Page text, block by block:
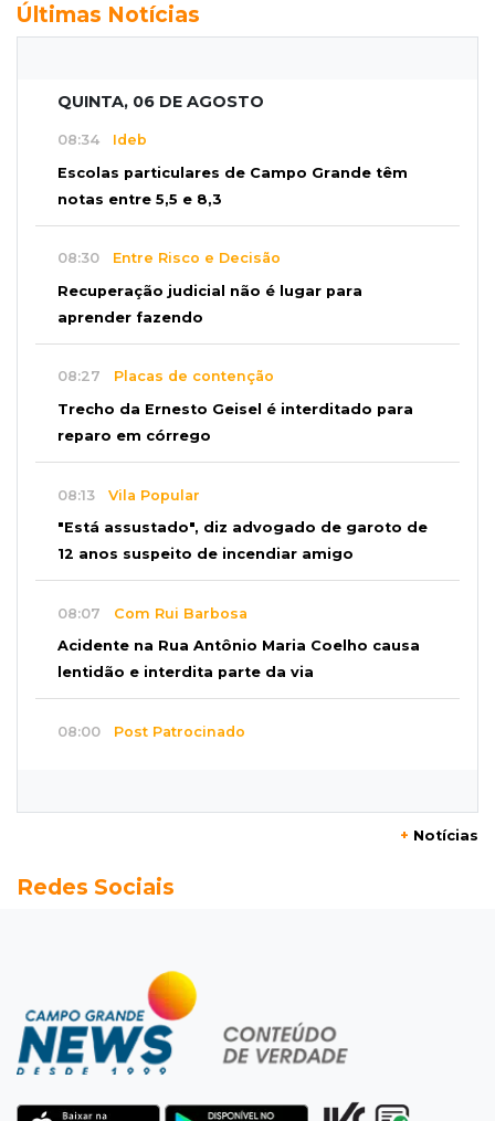
Últimas Notícias
QUINTA, 06 DE AGOSTO
08:34 Ideb
Escolas particulares de Campo Grande têm
notas entre 5,5 e 8,3
08:30 Entre Risco e Decisão
Recuperação judicial não é lugar para
aprender fazendo
08:27 Placas de contenção
Trecho da Ernesto Geisel é interditado para
reparo em córrego
08:13 Vila Popular
"Está assustado", diz advogado de garoto de
12 anos suspeito de incendiar amigo
08:07 Com Rui Barbosa
Acidente na Rua Antônio Maria Coelho causa
lentidão e interdita parte da via
08:00 Post Patrocinado
Do 1º prêmio às dívidas, jogadores relatam
Fomento
Com só 1,3% do crédito de inovação da Finep,
indústria de MS pede espaço
+ Notícias
Redes Sociais